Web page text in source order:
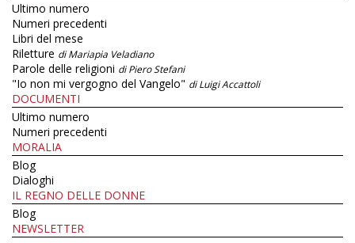
Ultimo numero
Numeri precedenti
Libri del mese
Riletture di Mariapia Veladiano
Parole delle religioni di Piero Stefani
"Io non mi vergogno del Vangelo" di Luigi Accattoli
DOCUMENTI
Ultimo numero
Numeri precedenti
MORALIA
Blog
Dialoghi
IL REGNO DELLE DONNE
Blog
NEWSLETTER